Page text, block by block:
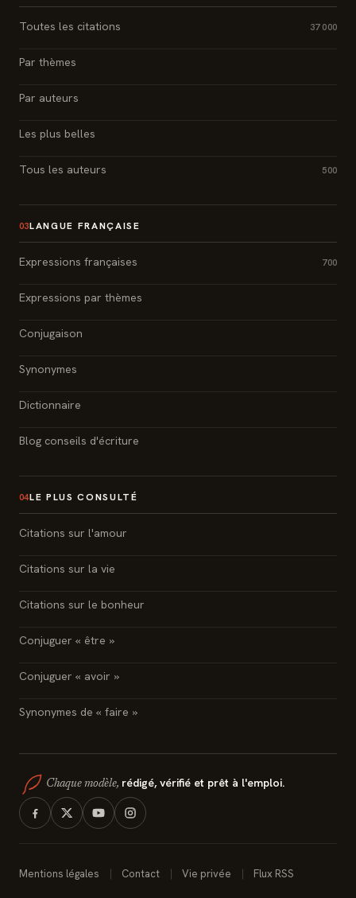
Toutes les citations 37 000
Par thèmes
Par auteurs
Les plus belles
Tous les auteurs 500
03LANGUE FRANÇAISE
Expressions françaises 700
Expressions par thèmes
Conjugaison
Synonymes
Dictionnaire
Blog conseils d'écriture
04LE PLUS CONSULTÉ
Citations sur l'amour
Citations sur la vie
Citations sur le bonheur
Conjuguer « être »
Conjuguer « avoir »
Synonymes de « faire »
Chaque modèle, rédigé, vérifié et prêt à l'emploi.
Mentions légales Contact Vie privée Flux RSS